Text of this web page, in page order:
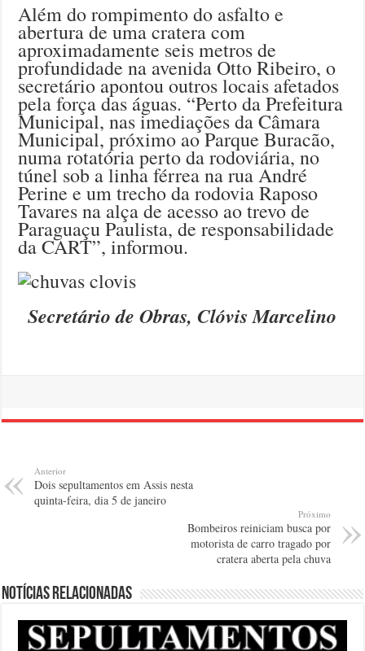
Além do rompimento do asfalto e
abertura de uma cratera com
aproximadamente seis metros de
profundidade na avenida Otto Ribeiro, o
secretário apontou outros locais afetados
pela força das águas. “Perto da Prefeitura
Municipal, nas imediações da Câmara
Municipal, próximo ao Parque Buracão,
numa rotatória perto da rodoviária, no
túnel sob a linha férrea na rua André
Perine e um trecho da rodovia Raposo
Tavares na alça de acesso ao trevo de
Paraguaçu Paulista, de responsabilidade
da CART”, informou.
Secretário de Obras, Clóvis Marcelino
Anterior
Dois sepultamentos em Assis nesta
quinta-feira, dia 5 de janeiro
Próximo
Bombeiros reiniciam busca por
motorista de carro tragado por
cratera aberta pela chuva
Notícias relacionadas